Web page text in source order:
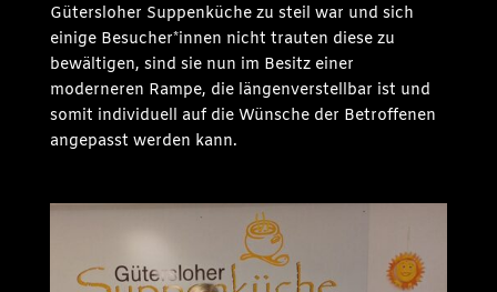
Gütersloher Suppenküche zu steil war und sich
einige Besucher*innen nicht trauten diese zu
bewältigen, sind sie nun im Besitz einer
moderneren Rampe, die längenverstellbar ist und
somit individuell auf die Wünsche der Betroffenen
angepasst werden kann.